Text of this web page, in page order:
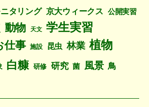
タリング 京大ウィークス 公開実習
動物 天文 学生実習
仕事 施設 昆虫 林業 植物
白糠 研修 研究 菌 風景 鳥